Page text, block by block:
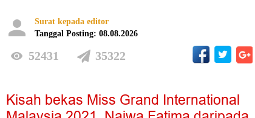
Surat kepada editor
Tanggal Posting: 08.08.2026
52431 35322
Kisah bekas Miss Grand International